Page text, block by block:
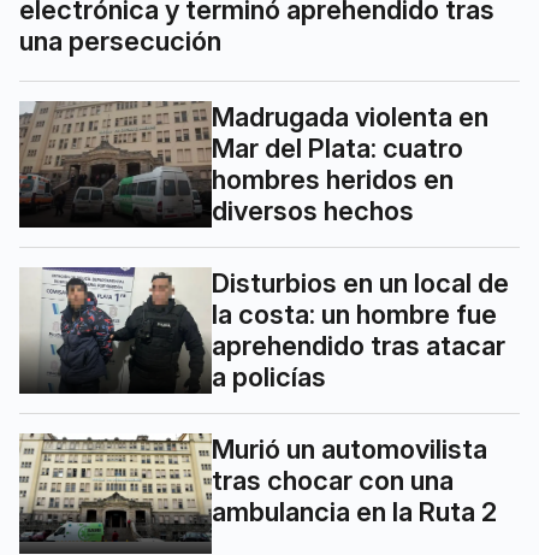
electrónica y terminó aprehendido tras
una persecución
Madrugada violenta en
Mar del Plata: cuatro
hombres heridos en
diversos hechos
Disturbios en un local de
la costa: un hombre fue
aprehendido tras atacar
a policías
Murió un automovilista
tras chocar con una
ambulancia en la Ruta 2